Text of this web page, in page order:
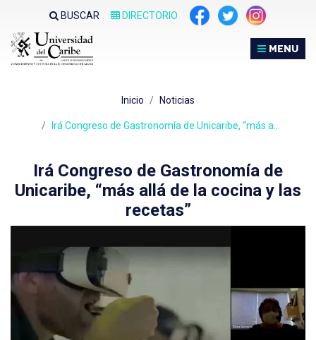
sitio
web
BUSCAR DIRECTORIO
MENU
Inicio Noticias
Irá Congreso de Gastronomía de Unicaribe, “más a…
Irá Congreso de Gastronomía de
Unicaribe, “más allá de la cocina y las
recetas”